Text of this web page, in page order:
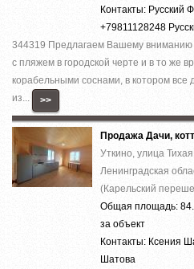
Контакты: Русский
+79811128248
344319 Предлагаем Вашему
с пляжем в городской черте и в то же
корабельными соснами, в котором все
из...
>>
Продажа Дачи,
Уткино, улица Тихая
Ленинградская
(Карельский
Общая площадь:
за объект
Контакты: Ксения
Шатова